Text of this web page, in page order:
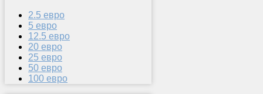
2.5 евро
5 евро
12.5 евро
20 евро
25 евро
50 евро
100 евро